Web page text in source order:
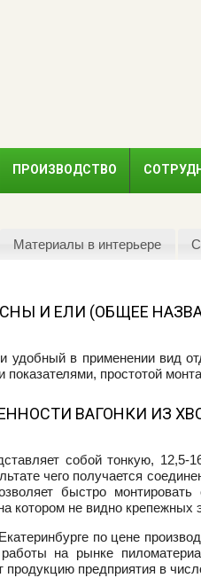
ПРОИЗВОДСТВО
Материалы в интерьере
И ЕЛИ (ОБЩЕЕ
удобный в применении вид
показателями, простотой
ВАГОНКИ ИЗ
собой тонкую,
чего получается
быстро
котором не видно крепежных
по цене
на рынке
предприятия в